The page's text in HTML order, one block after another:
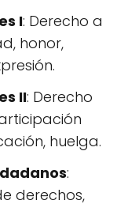
I: Derecho a
honor,
II: Derecho
huelga.
:
derechos,